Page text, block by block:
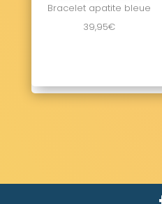
Bracelet apatite bleue
39,95€